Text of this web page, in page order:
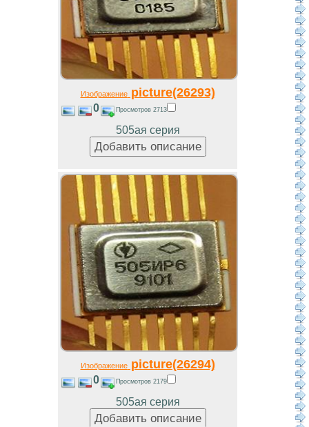
Изображениеpicture(26293)
0 Просмотров 2713
505ая серия
Изображениеpicture(26294)
0 Просмотров 2179
505ая серия